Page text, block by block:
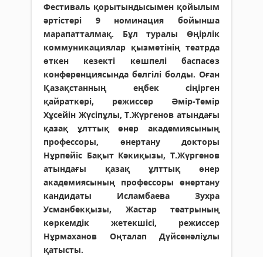
Фестиваль қорытындысымен қойылым
әртістері 9 номинация бойынша
марапатталмақ. Бұл туралы Өңірлік
коммуникациялар қызметінің театрда
өткен кезекті көшпелі баспасөз
конференциясында белгілі болды. Оған
Қазақстанның еңбек сіңірген
қайраткері, режиссер Әмір-Темір
Хұсейін Жүсіпұлы, Т.Жүргенов атындағы
қазақ ұлттық өнер академиясының
профессоры, өнертану докторы
Нұрпейіс Бақыт Кәкиқызы, Т.Жүргенов
атындағы қазақ ұлттық өнер
академиясының профессоры өнертану
кандидаты Исламбаева Зухра
Усманбекқызы, Жастар театрының
көркемдік жетекшісі, режиссер
Нұрмаханов Оңталап Дүйсенәліұлы
қатысты.